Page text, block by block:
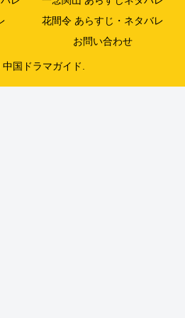
花間令 あらすじ・ネタバレ
お問い合わせ
国ドラマガイド.